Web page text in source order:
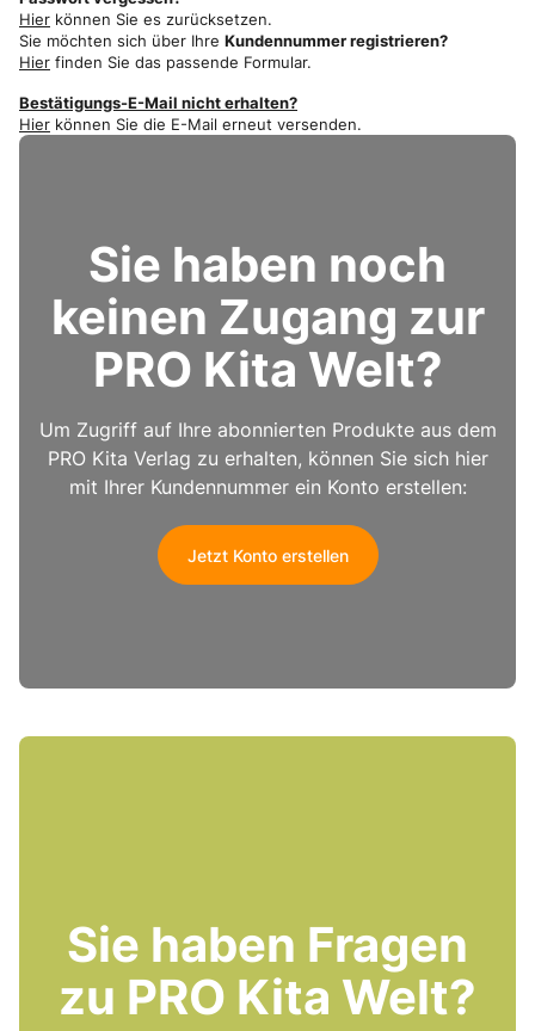
Hier können Sie es zurücksetzen.
Sie möchten sich über Ihre Kundennummer registrieren?
Hier finden Sie das passende Formular.
Bestätigungs-E-Mail nicht erhalten?
Hier können Sie die E-Mail erneut versenden.
Sie haben noch
keinen Zugang zur
PRO Kita Welt?
Um Zugriff auf Ihre abonnierten Produkte aus dem
PRO Kita Verlag zu erhalten, können Sie sich hier
mit Ihrer Kundennummer ein Konto erstellen:
Jetzt Konto erstellen
Sie haben Fragen
zu PRO Kita Welt?